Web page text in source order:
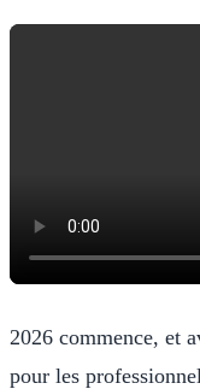
2026 commence, et
pour les